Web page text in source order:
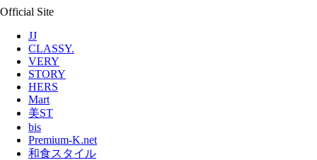
Official Site
JJ
CLASSY.
VERY
STORY
HERS
Mart
美ST
bis
Premium-K.net
和食スタイル